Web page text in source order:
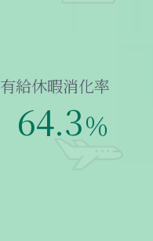
有給休暇消化率
64.3％